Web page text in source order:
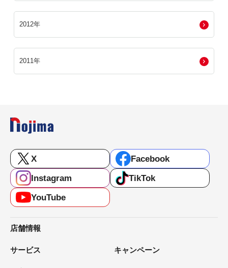
2012年
2011年
X
Facebook
Instagram
TikTok
YouTube
店舗情報
サービス キャンペーン